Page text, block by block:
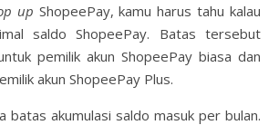
up ShopeePay, kamu harus tahu kalau
saldo ShopeePay. Batas tersebut
pemilik akun ShopeePay biasa dan
akun ShopeePay Plus.
batas akumulasi saldo masuk per bulan.